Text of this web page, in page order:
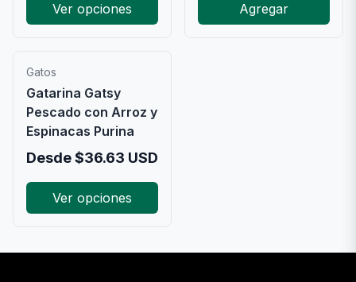
Ver opciones Agregar
Gatos
Gatarina Gatsy
Pescado con Arroz y
Espinacas Purina
Desde$36.63 USD
Ver opciones